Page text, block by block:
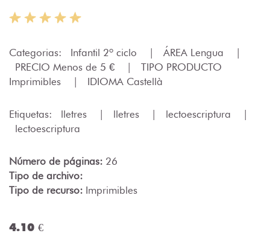
Categorias: Infantil 2º ciclo ÁREA Lengua
PRECIO Menos de 5 €
TIPO PRODUCTO
Imprimibles
IDIOMA Castellà
Etiquetas: lletres lletres lectoescriptura
lectoescriptura
Número de páginas: 26
Tipo de archivo:
Tipo de recurso: Imprimibles
4.10 €